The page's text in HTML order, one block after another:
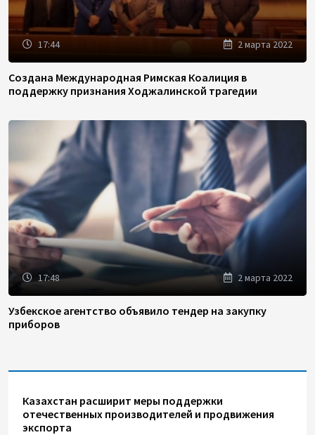
17:44 2 марта 2022
Создана Международная Римская Коалиция в
поддержку признания Ходжалинской трагедии
17:48 2 марта 2022
Узбекское агентство объявило тендер на закупку
приборов
Казахстан расширит меры поддержки
отечественных производителей и продвижения
экспорта